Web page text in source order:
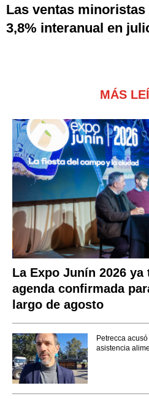
Las ventas
3,8% interanual en
MÁS
La Expo Junín 2026 ya
agenda confirmada
largo de agosto
Petrecca
asistencia